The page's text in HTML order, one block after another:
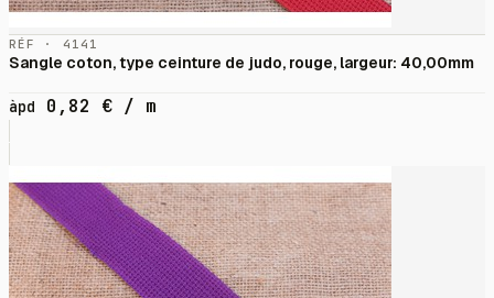
RÉF · 4141
Sangle coton, type ceinture de judo, rouge, largeur: 40,00mm
àpd 0,82 € / m